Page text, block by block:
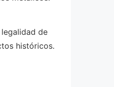
de
históricos.